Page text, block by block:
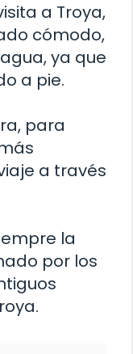
a Troya,
cómodo,
ya que
a pie.
para
a través
la
por los